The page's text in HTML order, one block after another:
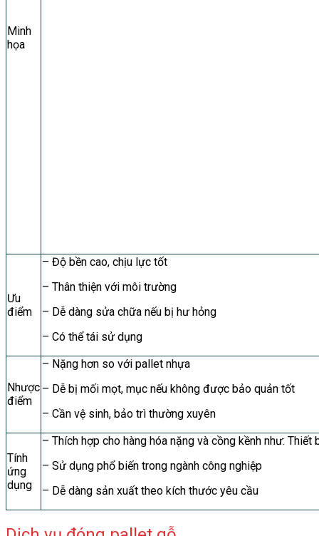
Minh
họa
Ưu
điểm
– Độ bền cao, chịu lực tốt
– Thân thiện với môi trường
– Dễ dàng sửa chữa nếu bị hư hỏng
– Có thể tái sử dụng
Nhược
điểm
– Nặng hơn so với pallet nhựa
– Dễ bị mối mọt, mục nếu không được bảo quản tốt
– Cần vệ sinh, bảo trì thường xuyên
Tính
ứng
dụng
– Thích hợp cho hàng hóa nặng và cồng kềnh như: Thiết
– Sử dụng phổ biến trong ngành công nghiệp
– Dễ dàng sản xuất theo kích thước yêu cầu